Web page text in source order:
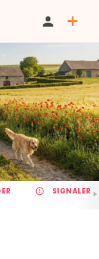
SIGNALER